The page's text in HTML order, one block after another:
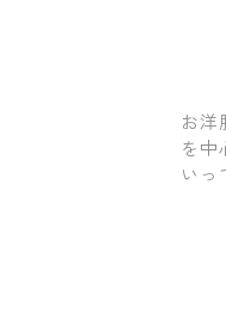
お洋
を
いっ